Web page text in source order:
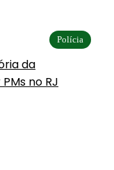
Polícia
da
no RJ